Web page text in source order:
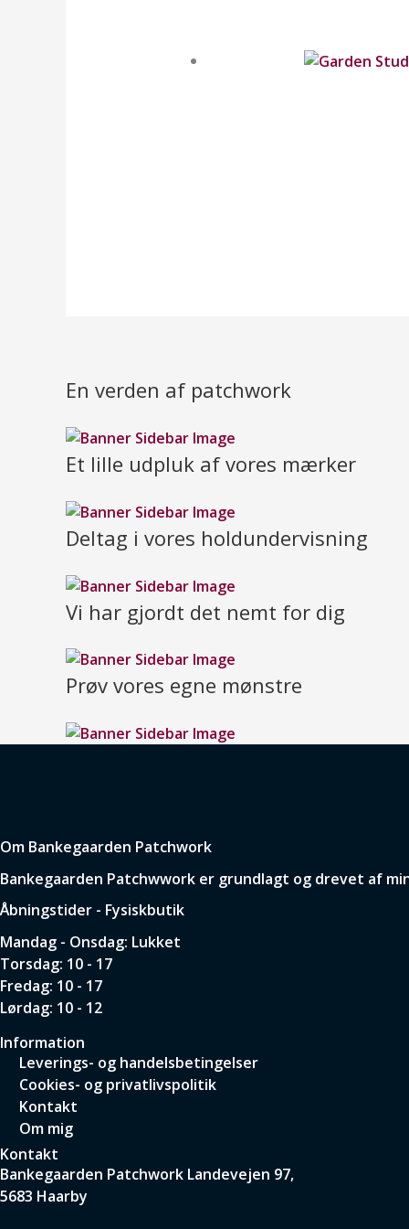
En verden af patchwork
Et lille udpluk af vores mærker
Deltag i vores holdundervisning
Vi har gjordt det nemt for dig
Prøv vores egne mønstre
Om Bankegaarden Patchwork
Bankegaarden Patchwwork er grundlagt og drevet af
Åbningstider - Fysiskbutik
Mandag - Onsdag: Lukket
Torsdag: 10 - 17
Fredag: 10 - 17
Lørdag: 10 - 12
Information
Leverings- og handelsbetingelser
Cookies- og privatlivspolitik
Kontakt
Om mig
Kontakt
Bankegaarden Patchwork Landevejen 97,
5683 Haarby